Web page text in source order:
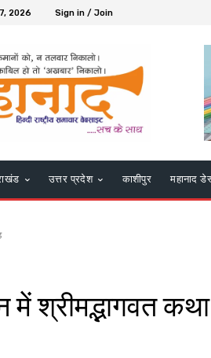
2026 Sign in / Join
उत्तर प्रदेश काशीपुर महानाद
में श्रीमद्भागवत